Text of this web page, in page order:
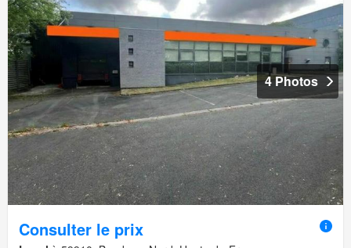
4 Photos
Consulter le prix